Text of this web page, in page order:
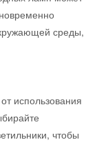
среды,
использования
чтобы